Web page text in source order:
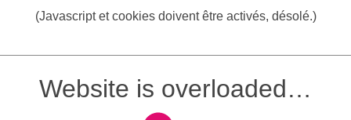
(Javascript et cookies doivent être activés, désolé.)
Website is overloaded…